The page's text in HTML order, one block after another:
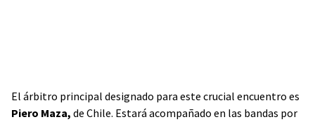
El árbitro principal designado para este crucial encuentro es
Piero Maza, de Chile. Estará acompañado en las bandas por